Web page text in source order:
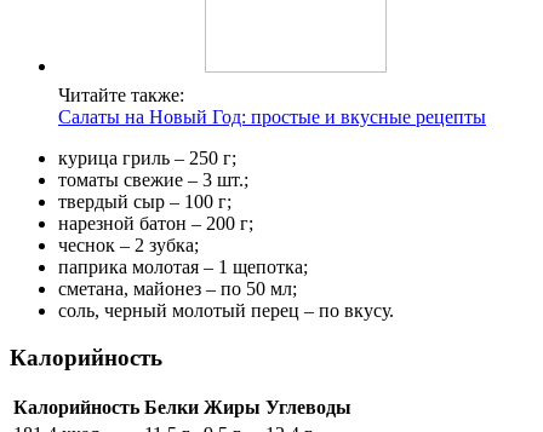
Читайте также:
Салаты на Новый Год: простые и вкусные рецепты
курица гриль – 250 г;
томаты свежие – 3 шт.;
твердый сыр – 100 г;
нарезной батон – 200 г;
чеснок – 2 зубка;
паприка молотая – 1 щепотка;
сметана, майонез – по 50 мл;
соль, черный молотый перец – по вкусу.
Калорийность
Калорийность Белки Жиры Углеводы